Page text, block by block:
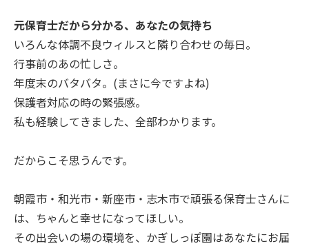
元保育士だから分かる、あなたの気持ち
いろんな体調不良ウィルスと隣り合わせの毎日。
行事前のあの忙しさ。
年度末のバタバタ。(まさに今ですよね)
保護者対応の時の緊張感。
私も経験してきました、全部わかります。
だからこそ思うんです。
朝霞市・和光市・新座市・志木市で頑張る保育士さんに
は、ちゃんと幸せになってほしい。
その出会いの場の環境を、かぎしっぽ園はあなたにお届